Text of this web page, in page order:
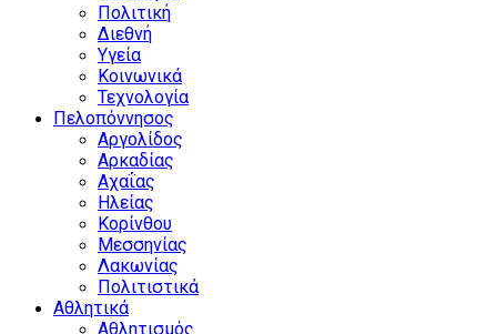
Πολιτική
Διεθνή
Υγεία
Κοινωνικά
Τεχνολογία
Πελοπόννησος
Αργολίδος
Αρκαδίας
Αχαΐας
Ηλείας
Κορίνθου
Μεσσηνίας
Λακωνίας
Πολιτιστικά
Αθλητικά
Αθλητισμός